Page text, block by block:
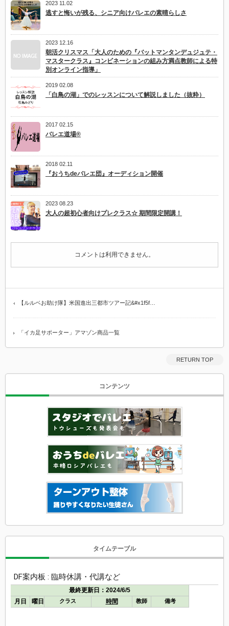
無
補
正
は
2023 11.02
逃すと悔いが残る、シニア向けバレエの素晴らしさ
2023 12.16
朝活クリスマス「大人のための『バットマンタンデュジュテ・
マスタークラス』コンビネーションの組み方満点教師による特
別オンライン指導」
2019 02.08
「白鳥の湖」でのレッスンについて解説しました（抜粋）
2017 02.15
バレエ道場®
2018 02.11
『おうちdeバレエ団』オーディション開催
2023 08.23
大人の超初心者向けプレクラス☆ 期間限定開講！
コメントは利用できません。
【ルルベお助け隊】米国進出三都市ツアー記&#x1f5f…
「イカ足サポーター」アマゾン商品一覧
RETURN TOP
コンテンツ
タイムテーブル